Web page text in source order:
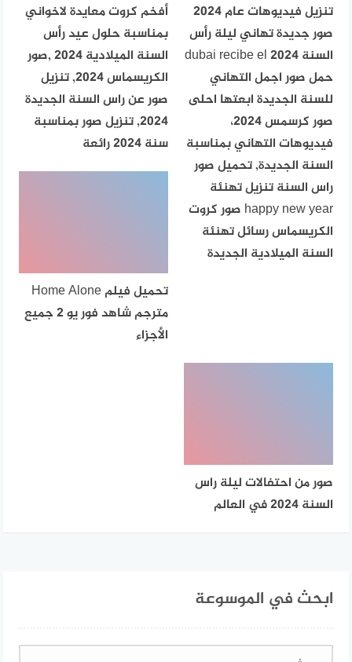
تنزيل فيديوهات عام 2024
صور جديدة تهاني ليلة رأس
السنة dubai recibe el 2024
حمل صور اجمل التهاني
للسنة الجديدة ابعتها احلى
صور كرسمس 2024،
فيديوهات التهاني بمناسبة
السنة الجديدة, تحميل صور
راس السنة تنزيل تهنئة
happy new year صور كروت
الكريسماس رسائل تهنئة
السنة الميلادية الجديدة
أفخم كروت معايدة لاخواني
بمناسبة حلول عيد رأس
السنة الميلادية 2024 ,صور
الكريسماس 2024, تنزيل
صور عن راس السنة الجديدة
2024, تنزيل صور بمناسبة
سنة 2024 رائعة
تحميل فيلم Home Alone
مترجم شاهد فور يو 2 جميع
الأجزاء
صور من احتفالات ليلة راس
السنة 2024 في العالم
ابحث في الموسوعة
البحث